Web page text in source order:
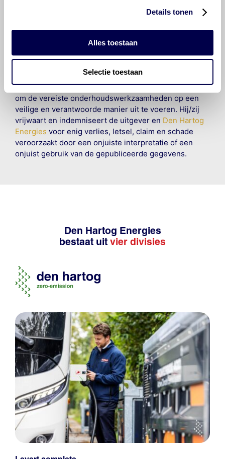
Details tonen
Alles toestaan
Selectie toestaan
om ervoor te zorgen dat deze gegevens zo accuraat
aansprakelijkheid aanvaard, anders dan waartoe een
wettelijke verplichting bestaat, voor schade of verlies
veroorzaakt door fouten of omissies in de verstrekte
raadplegen en te gebruiken erkent de gebruiker dat
hij/zij de ervaring, de kennis en het vermogen heeft
om de vereiste onderhoudswerkzaamheden op een
veilige en verantwoorde manier uit te voeren. Hij/zij
vrijwaart en indemniseert de uitgever en Den Hartog
Energies voor enig verlies, letsel, claim en schade
veroorzaakt door een onjuiste interpretatie of een
onjuist gebruik van de gepubliceerde gegevens.
Den Hartog Energies
bestaat uit vier divisies